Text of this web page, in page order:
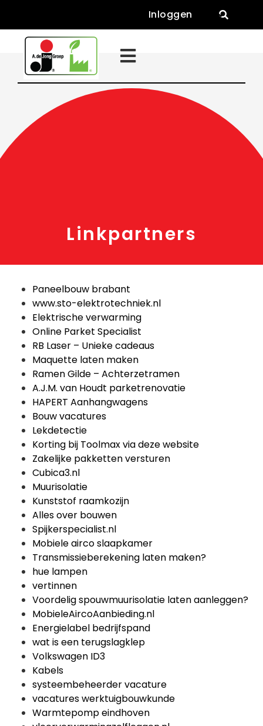
Inloggen 

Linkpartners
Paneelbouw brabant
www.sto-elektrotechniek.nl
Elektrische verwarming
Online Parket Specialist
RB Laser – Unieke cadeaus
Maquette laten maken
Ramen Gilde – Achterzetramen
A.J.M. van Houdt parketrenovatie
HAPERT Aanhangwagens
Bouw vacatures
Lekdetectie
Korting bij Toolmax via deze website
Zakelijke pakketten versturen
Cubica3.nl
Muurisolatie
Kunststof raamkozijn
Alles over bouwen
Spijkerspecialist.nl
Mobiele airco slaapkamer
Transmissieberekening laten maken?
hue lampen
vertinnen
Voordelig spouwmuurisolatie laten aanleggen?
MobieleAircoAanbieding.nl
Energielabel bedrijfspand
wat is een terugslagklep
Volkswagen ID3
Kabels
systeembeheerder vacature
vacatures werktuigbouwkunde
Warmtepomp eindhoven